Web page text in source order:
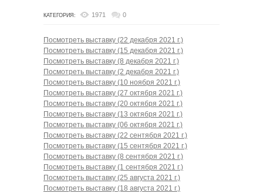
КАТЕГОРИЯ: 1971 0
Посмотреть выставку (22 декабря 2021 г.)
Посмотреть выставку (15 декабря 2021 г.)
Посмотреть выставку (8 декабря 2021 г.)
Посмотреть выставку (2 декабря 2021 г.)
Посмотреть выставку (10 ноября 2021 г.)
Посмотреть выставку (27 октября 2021 г.)
Посмотреть выставку (20 октября 2021 г.)
Посмотреть выставку (13 октября 2021 г.)
Посмотреть выставку (06 октября 2021 г.)
Посмотреть выставку (22 сентября 2021 г.)
Посмотреть выставку (15 сентября 2021 г.)
Посмотреть выставку (8 сентября 2021 г.)
Посмотреть выставку (1 сентября 2021 г.)
Посмотреть выставку (25 августа 2021 г.)
Посмотреть выставку (18 августа 2021 г.)